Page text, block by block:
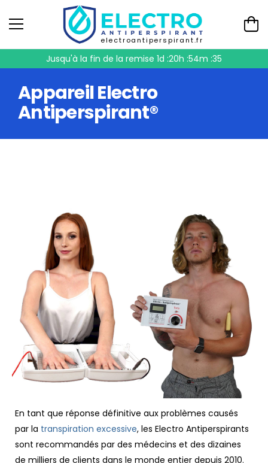
electroantiperspirant.fr
Jusqu'à la fin de la remise 1d :20h :54m :34
Appareil Electro
Antiperspirant®
En tant que réponse définitive aux problèmes causés
par la transpiration excessive, les Electro Antiperspirants
sont recommandés par des médecins et des dizaines
de milliers de clients dans le monde entier depuis 2010.